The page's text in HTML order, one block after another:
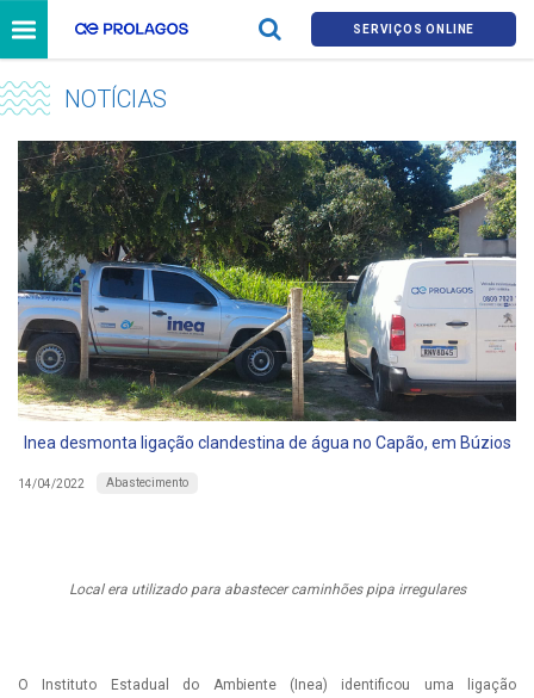
SERVIÇOS ONLINE
NOTÍCIAS
Inea desmonta ligação clandestina de água no Capão, em Búzios
14/04/2022 Abastecimento
Local era utilizado para abastecer caminhões pipa irregulares
O Instituto Estadual do Ambiente (Inea) identificou uma ligação